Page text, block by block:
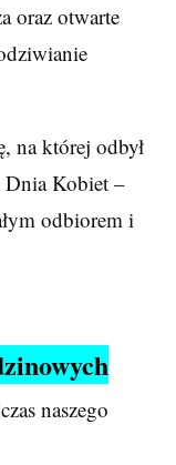
oraz otwarte
na której odbył
Dnia Kobiet –
odbiorem i
naszego